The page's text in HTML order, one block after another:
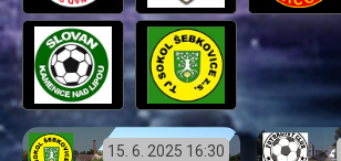
15. 6. 2025 16:30